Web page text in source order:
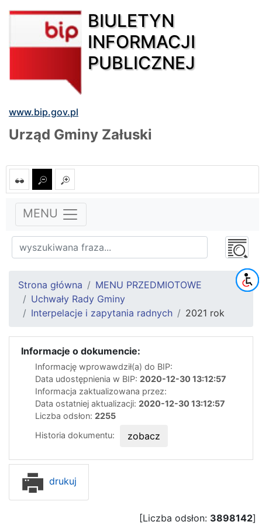
BIULETYN
INFORMACJI
PUBLICZNEJ
www.bip.gov.pl
Urząd Gminy Załuski
MENU
Strona główna
MENU PRZEDMIOTOWE
Uchwały Rady Gminy
Interpelacje i zapytania radnych
2021 rok
Informacje o dokumencie:
Informację wprowawdził(a) do BIP:
Data udostępnienia w BIP: 2020-12-30 13:12:57
Informacja zaktualizowana przez:
Data ostatniej aktualizacji: 2020-12-30 13:12:57
Liczba odsłon: 2255
Historia dokumentu:
zobacz
drukuj
[Liczba odsłon: 3898142]